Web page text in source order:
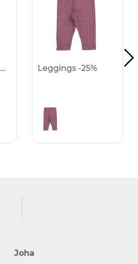
Blouse w/ long sleeves -25% Leggings -25%
Joha